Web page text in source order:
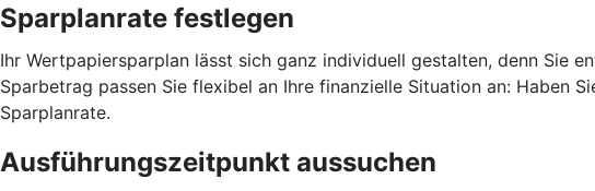
Sparplanrate festlegen
Ihr Wertpapiersparplan lässt sich ganz individuell gestalten, denn Sie
Sparbetrag passen Sie flexibel an Ihre finanzielle Situation an: Haben
Sparplanrate.
Ausführungszeitpunkt aussuchen